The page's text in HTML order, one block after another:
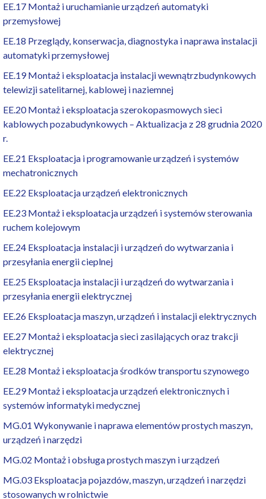
EE.17 Montaż i uruchamianie urządzeń automatyki
przemysłowej
EE.18 Przeglądy, konserwacja, diagnostyka i naprawa instalacji
automatyki przemysłowej
EE.19 Montaż i eksploatacja instalacji wewnątrzbudynkowych
telewizji satelitarnej, kablowej i naziemnej
EE.20 Montaż i eksploatacja szerokopasmowych sieci
kablowych pozabudynkowych – Aktualizacja z 28 grudnia 2020
r.
EE.21 Eksploatacja i programowanie urządzeń i systemów
mechatronicznych
EE.22 Eksploatacja urządzeń elektronicznych
EE.23 Montaż i eksploatacja urządzeń i systemów sterowania
ruchem kolejowym
EE.24 Eksploatacja instalacji i urządzeń do wytwarzania i
przesyłania energii cieplnej
EE.25 Eksploatacja instalacji i urządzeń do wytwarzania i
przesyłania energii elektrycznej
EE.26 Eksploatacja maszyn, urządzeń i instalacji elektrycznych
EE.27 Montaż i eksploatacja sieci zasilających oraz trakcji
elektrycznej
EE.28 Montaż i eksploatacja środków transportu szynowego
EE.29 Montaż i eksploatacja urządzeń elektronicznych i
systemów informatyki medycznej
MG.01 Wykonywanie i naprawa elementów prostych maszyn,
urządzeń i narzędzi
MG.02 Montaż i obsługa prostych maszyn i urządzeń
MG.03 Eksploatacja pojazdów, maszyn, urządzeń i narzędzi
stosowanych w rolnictwie